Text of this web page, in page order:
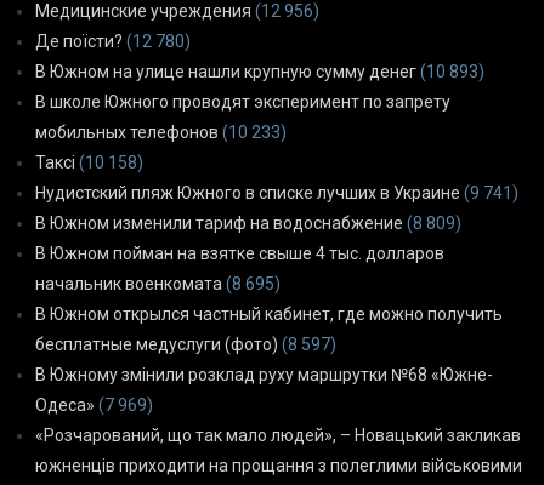
Медицинские учреждения (12 956)
Де поїсти? (12 780)
В Южном на улице нашли крупную сумму денег(10 893)
В школе Южного проводят эксперимент по запрету
мобильных телефонов (10 233)
Таксі (10 158)
Нудистский пляж Южного в списке лучших в Украине (9 741)
В Южном изменили тариф на водоснабжение (8 809)
В Южном пойман на взятке свыше 4 тыс. долларов
начальник военкомата(8 695)
В Южном открылся частный кабинет, где можно получить
бесплатные медуслуги (фото) (8 597)
В Южному змінили розклад руху маршрутки №68 «Южне-
Одеса» (7 969)
«Розчарований, що так мало людей», – Новацький закликав
южненців приходити на прощання з полеглими військовими